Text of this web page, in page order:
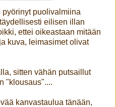
puolivalmiina
eilisen illan
ettei oikeastaan mitään
kuva, leimasimet olivat
sitten vähän putsaillut
"klousaus"....
kanvastaulua tänään,